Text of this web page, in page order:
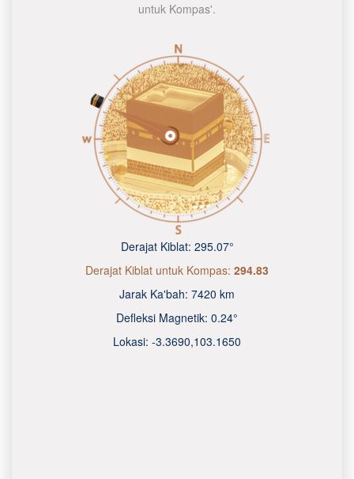
untuk Kompas'.
Derajat Kiblat: 295.07°
Derajat Kiblat untuk Kompas: 294.83
Jarak Ka'bah: 7420 km
Defleksi Magnetik: 0.24°
Lokasi: -3.3690,103.1650